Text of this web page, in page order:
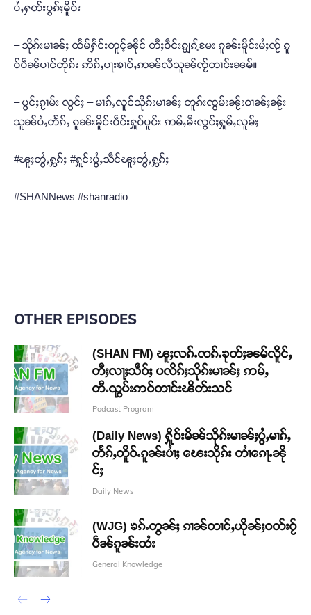
ပႆႇႁတ်းပွၵ်ႈမိူဝ်း
– သိုၵ်းမၢၼ်ႈ ထႅမ်ႁႅင်းတူင့်ၼိုင် တီႈဝဵင်းၵျွၵ့်မႄး ၵူၼ်းမိူင်းမႆႈၸႂ် ၵူ
ဝ်ပဵၼ်ပၢင်တိုၵ်း ဢိၵ်ႇပႃးၶၢဝ်ႇဢၼ်လီသူၼ်ၸႂ်တၢင်းၼမ်။
– ပွင်ႈၵႂၢမ်း လွင်ႈ – မၢၵ်ႇလူင်သိုၵ်းမၢၼ်ႈ တူၵ်းၸွမ်းၼႂ်းဝၢၼ်ႈၼႂ်း
သူၼ်ပႆႇတႅၵ်ႇ ၵူၼ်းမိူင်းဝဵင်းႁူဝ်ပူင်း ဢမ်ႇမီးလွင်ႈႁူမ်ႇလူမ်ႈ
#ၽူႈတွႆႇႁွၵ်ႈ #ႁူင်းပွႆႇသဵင်ၽူႈတွႆႇႁွၵ်ႈ
#SHANNews #shanradio
OTHER EPISODES
(SHAN FM) ၽူႈလၵ်ႉၸၵ်ႉၶုတ်ႈၼမ်လိူင်ႇ
တီႈလႃႈသဵဝ်ႈ ပလိၵ်ႈသိုၵ်းမၢၼ်ႈ ဢမ်ႇ
တီႉၺွပ်းဢဝ်တၢင်းၽိတ်းသင်
Podcast Program
(Daily News) ႁိူဝ်းမိၼ်သိုၵ်းမၢၼ်ႈပွႆႇမၢၵ်ႇ
တႅၵ်ႇတိူဝ်ႉၵူၼ်းပၢႆႈ ၽေးသိုၵ်း တၢႆၵေႃႉၼို
င်ႈ
Daily News
(WJG) ၶၵ်ႉတွၼ်ႈ ၵၢၼ်တၢင်ႇယိုၼ်ႈဝတ်းဝႂ်
ပဵၼ်ၵူၼ်းထႆး
General Knowledge